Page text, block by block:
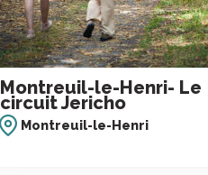
Montreuil-le-Henri- Le
circuit Jericho
Montreuil-le-Henri